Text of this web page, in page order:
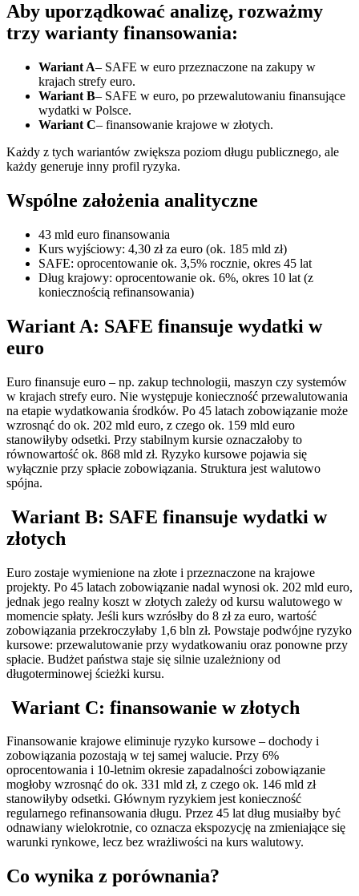
Aby uporządkować analizę, rozważmy
trzy warianty finansowania:
Wariant A– SAFE w euro przeznaczone na zakupy w
krajach strefy euro.
Wariant B– SAFE w euro, po przewalutowaniu finansujące
wydatki w Polsce.
Wariant C– finansowanie krajowe w złotych.
Każdy z tych wariantów zwiększa poziom długu publicznego, ale
każdy generuje inny profil ryzyka.
Wspólne założenia analityczne
43 mld euro finansowania
Kurs wyjściowy: 4,30 zł za euro (ok. 185 mld zł)
SAFE: oprocentowanie ok. 3,5% rocznie, okres 45 lat
Dług krajowy: oprocentowanie ok. 6%, okres 10 lat (z
koniecznością refinansowania)
Wariant A: SAFE finansuje wydatki w
euro
Euro finansuje euro – np. zakup technologii, maszyn czy systemów
w krajach strefy euro. Nie występuje konieczność przewalutowania
na etapie wydatkowania środków. Po 45 latach zobowiązanie może
wzrosnąć do ok. 202 mld euro, z czego ok. 159 mld euro
stanowiłyby odsetki. Przy stabilnym kursie oznaczałoby to
równowartość ok. 868 mld zł. Ryzyko kursowe pojawia się
wyłącznie przy spłacie zobowiązania. Struktura jest walutowo
spójna.
Wariant B: SAFE finansuje wydatki w
złotych
Euro zostaje wymienione na złote i przeznaczone na krajowe
projekty. Po 45 latach zobowiązanie nadal wynosi ok. 202 mld euro,
jednak jego realny koszt w złotych zależy od kursu walutowego w
momencie spłaty. Jeśli kurs wzrósłby do 8 zł za euro, wartość
zobowiązania przekroczyłaby 1,6 bln zł. Powstaje podwójne ryzyko
kursowe: przewalutowanie przy wydatkowaniu oraz ponowne przy
spłacie. Budżet państwa staje się silnie uzależniony od
długoterminowej ścieżki kursu.
Wariant C: finansowanie w złotych
Finansowanie krajowe eliminuje ryzyko kursowe – dochody i
zobowiązania pozostają w tej samej walucie. Przy 6%
oprocentowania i 10-letnim okresie zapadalności zobowiązanie
mogłoby wzrosnąć do ok. 331 mld zł, z czego ok. 146 mld zł
stanowiłyby odsetki. Głównym ryzykiem jest konieczność
regularnego refinansowania długu. Przez 45 lat dług musiałby być
odnawiany wielokrotnie, co oznacza ekspozycję na zmieniające się
warunki rynkowe, lecz bez wrażliwości na kurs walutowy.
Co wynika z porównania?